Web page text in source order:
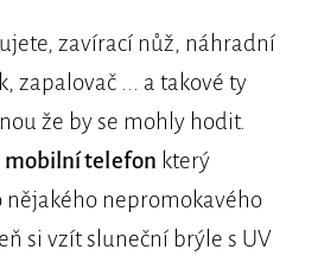
zavírací nůž, náhradní
zapalovač ... a takové ty
že by se mohly hodit.
mobilní telefon který
nepromokavého
si vzít sluneční brýle s UV